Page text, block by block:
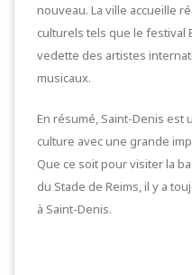
nouveau. La ville accueille
culturels tels que le festival
vedette des artistes
musicaux.
En résumé, Saint-Denis est
culture avec une grande
Que ce soit pour visiter la
du Stade de Reims, il y a
à Saint-Denis.